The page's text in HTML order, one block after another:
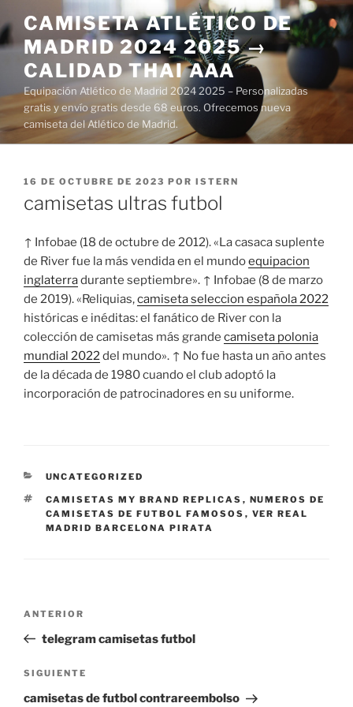
al
contenido
CAMISETA ATLÉTICO DE
MADRID 2024 2025 →
CALIDAD THAI AAA
Equipación Atlético de Madrid 2024 2025 – Personalizadas
gratis y envío gratis desde 68 euros. Ofrecemos nueva
camiseta del Atlético de Madrid.
PUBLICADO
16 DE OCTUBRE DE 2023 POR ISTERN
camisetas ultras futbol
↑ Infobae (18 de octubre de 2012). «La casaca suplente
de River fue la más vendida en el mundoequipacion
inglaterradurante septiembre». ↑ Infobae (8 de marzo
de 2019). «Reliquias,camiseta seleccion española 2022
históricas e inéditas: el fanático de River con la
colección de camisetas más grande camiseta polonia
mundial 2022del mundo». ↑ No fue hasta un año antes
de la década de 1980 cuando el club adoptó la
incorporación de patrocinadores en su uniforme.
CATEGORÍAS
UNCATEGORIZED
ETIQUETAS
CAMISETAS MY BRAND REPLICAS , NUMEROS DE
CAMISETAS DE FUTBOL FAMOSOS , VER REAL
MADRID BARCELONA PIRATA
entradas
Entrada
anterior:
ANTERIOR
telegram camisetas futbol
Siguiente
entrada
SIGUIENTE
camisetas de futbol contrareembolso